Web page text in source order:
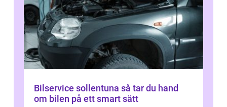
Bilservice sollentuna så tar du hand
om bilen på ett smart sätt